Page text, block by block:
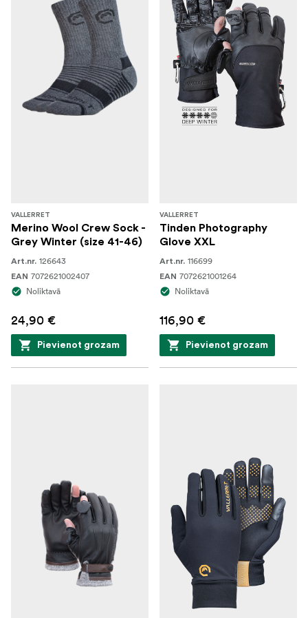
VALLERRET
Merino Wool Crew Sock -
Grey Winter (size 41-46)
Art.nr. 126643
EAN 7072621002407
Noliktavā
24,90 €
Pievienot grozam
VALLERRET
Tinden Photography
Glove XXL
Art.nr. 116699
EAN 7072621001264
Noliktavā
116,90 €
Pievienot grozam